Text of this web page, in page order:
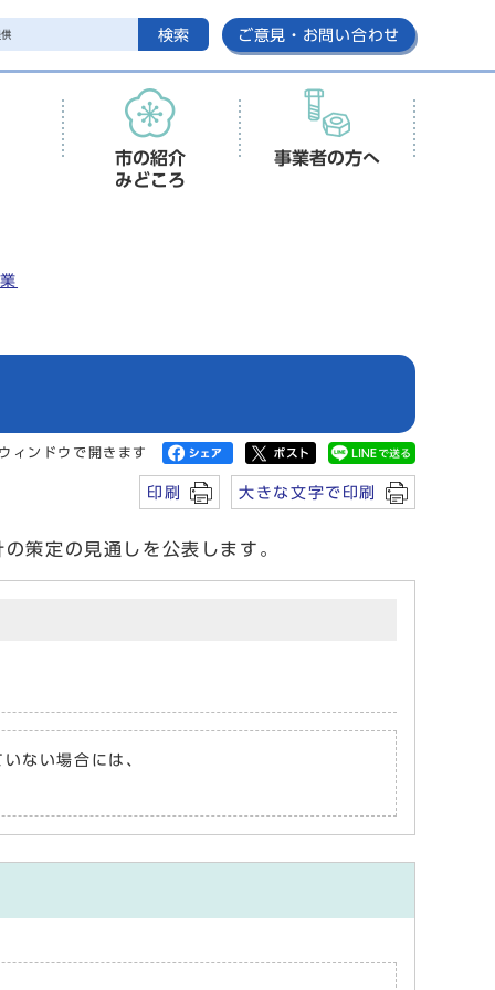
検索 ご意見・お問い合わせ
市の紹介
みどころ
事業者の方へ
ィンドウで開きます
印刷 大きな文字で印刷
策定の見通しを公表します。
ない場合には、